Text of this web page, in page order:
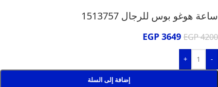
ساعة هوغو بوس للرجال 1513757
EGP4200
EGP 3649
-
+
إضافة إلى السلة